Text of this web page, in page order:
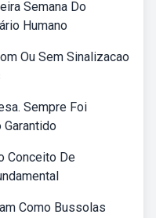
Semana Do
Humano
Ou Sem Sinalizacao
Sempre Foi
Conceito De
Como Bussolas